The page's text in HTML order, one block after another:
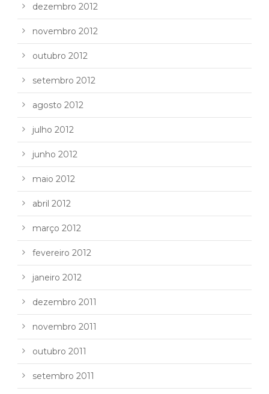
dezembro 2012
novembro 2012
outubro 2012
setembro 2012
agosto 2012
julho 2012
junho 2012
maio 2012
abril 2012
março 2012
fevereiro 2012
janeiro 2012
dezembro 2011
novembro 2011
outubro 2011
setembro 2011